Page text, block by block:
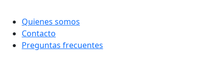
Quienes somos
Contacto
Preguntas frecuentes